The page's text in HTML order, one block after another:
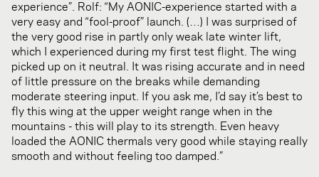
experience”. Rolf: “My AONIC-experience started with a
very easy and “fool-proof” launch. (…) I was surprised of
the very good rise in partly only weak late winter lift,
which I experienced during my first test flight. The wing
picked up on it neutral. It was rising accurate and in need
of little pressure on the breaks while demanding
moderate steering input. If you ask me, I’d say it’s best to
fly this wing at the upper weight range when in the
mountains - this will play to its strength. Even heavy
loaded the AONIC thermals very good while staying really
smooth and without feeling too damped.”